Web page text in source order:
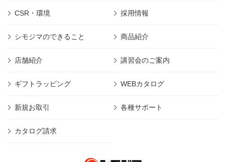
CSR・環境 採用情報
シモジマのできること 商品紹介
店舗紹介 講習会のご案内
ギフトラッピング WEBカタログ
新規お取引 各種サポート
カタログ請求